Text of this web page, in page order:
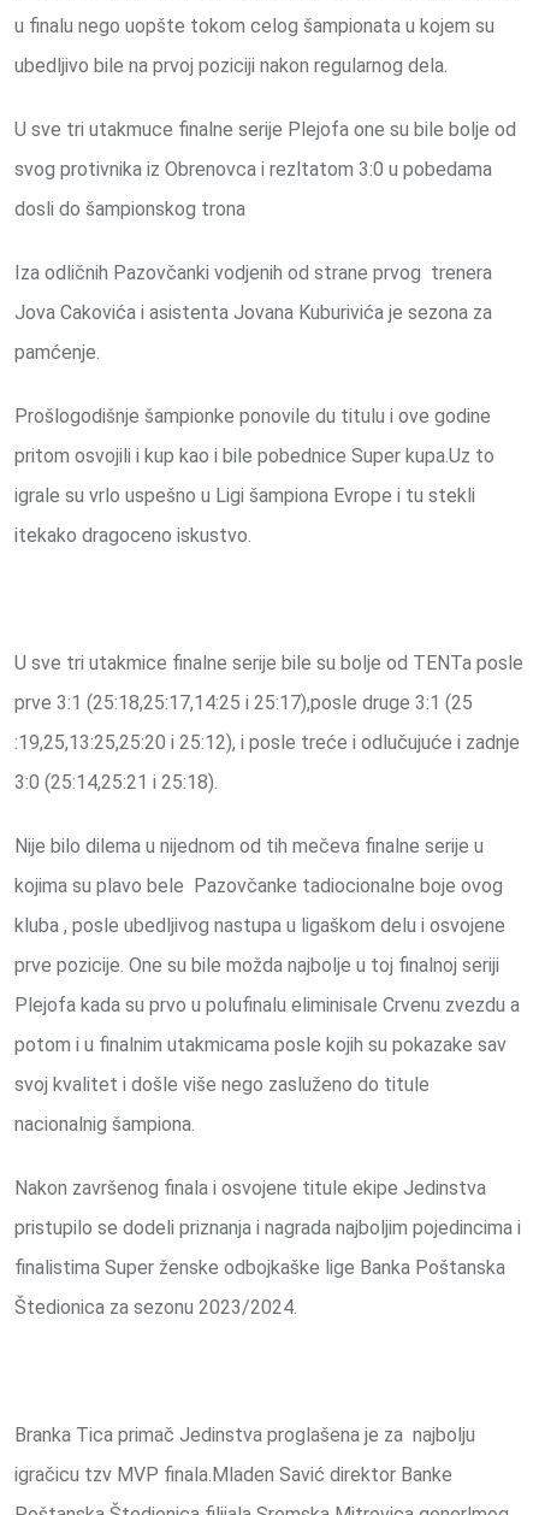
u finalu nego uopšte tokom celog šampionata u kojem su
ubedljivo bile na prvoj poziciji nakon regularnog dela.
U sve tri utakmuce finalne serije Plejofa one su bile bolje od
svog protivnika iz Obrenovca i rezltatom 3:0 u pobedama
dosli do šampionskog trona
Iza odličnih Pazovčanki vodjenih od strane prvog trenera
Jova Cakovića i asistenta Jovana Kuburivića je sezona za
pamćenje.
Prošlogodišnje šampionke ponovile du titulu i ove godine
pritom osvojili i kup kao i bile pobednice Super kupa.Uz to
igrale su vrlo uspešno u Ligi šampiona Evrope i tu stekli
itekako dragoceno iskustvo.
U sve tri utakmice finalne serije bile su bolje od TENTa posle
prve 3:1 (25:18,25:17,14:25 i 25:17),posle druge 3:1 (25
:19,25,13:25,25:20 i 25:12), i posle treće i odlučujuće i zadnje
3:0 (25:14,25:21 i 25:18).
Nije bilo dilema u nijednom od tih mečeva finalne serije u
kojima su plavo bele Pazovčanke tadiocionalne boje ovog
kluba , posle ubedljivog nastupa u ligaškom delu i osvojene
prve pozicije. One su bile možda najbolje u toj finalnoj seriji
Plejofa kada su prvo u polufinalu eliminisale Crvenu zvezdu a
potom i u finalnim utakmicama posle kojih su pokazake sav
svoj kvalitet i došle više nego zasluženo do titule
nacionalnig šampiona.
Nakon završenog finala i osvojene titule ekipe Jedinstva
pristupilo se dodeli priznanja i nagrada najboljim pojedincima i
finalistima Super ženske odbojkaške lige Banka Poštanska
Štedionica za sezonu 2023/2024.
Branka Tica primač Jedinstva proglašena je za najbolju
igračicu tzv MVP finala.Mladen Savić direktor Banke